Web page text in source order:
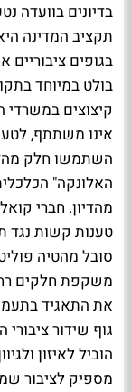
בדיונים בוועדה
תקציב המדינה
בגופים
בולט במיוחד
קיצוצים במשרדי
אינו משתתף,
השתמשו חלק
האלונקה"
מהדיון. חברי
טענות קשות נגד
סובל מהטיה
משקפת חלקים
את התאגיד
גוף שידור
הוביל לאיזון
מספיק לציבור